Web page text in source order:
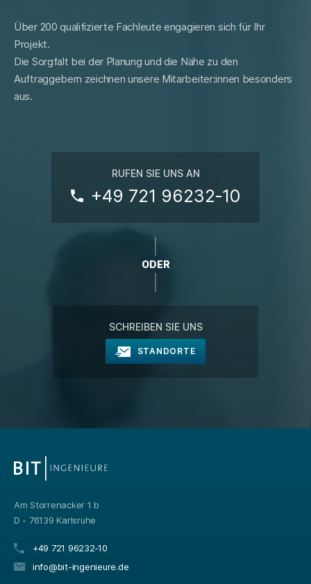
Über 200 qualifizierte Fachleute engagieren sich für Ihr
Projekt.
Die Sorgfalt bei der Planung und die Nähe zu den
Auftraggebern zeichnen unsere Mitarbeiter:innen besonders
aus.
RUFEN SIE UNS AN
+49 721 96232‑10
ODER
SCHREIBEN SIE UNS
STANDORTE
Am Storrenacker 1 b
D - 76139 Karlsruhe
+49 721 96232‑10
info@bit-ingenieure.de